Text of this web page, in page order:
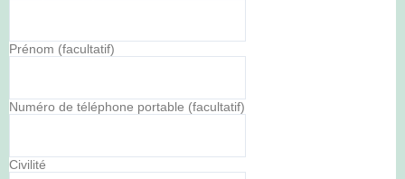
Prénom (facultatif)
Numéro de téléphone portable (facultatif)
Civilité